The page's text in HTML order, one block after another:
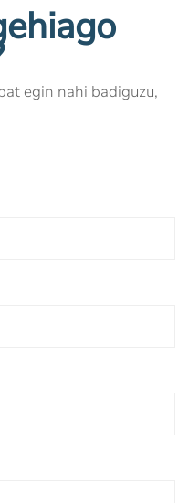
egin nahi badiguzu,